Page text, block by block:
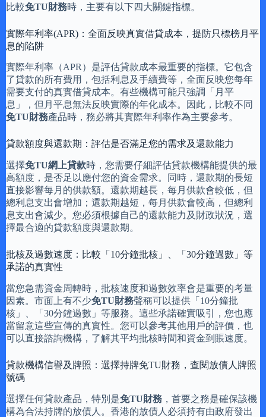
比較免TU財務時，主要有以下四大關鍵指標。
實際年利率(APR)：全面反映真實借貸成本，提防只標榜月平
息的陷阱
實際年利率（APR）是評估貸款成本最重要的指標。它包含
了貸款的所有費用，包括利息及手續費等，全面反映您每年
需要支付的真實借貸成本。有些機構可能只強調「月平
息」，但月平息無法反映實際的年化成本。因此，比較不同
免TU財務產品時，務必將其實際年利率作為主要參考。
貸款額度與還款期：評估是否滿足您的需求及還款能力
選擇免TU網上貸款時，您需要仔細評估貸款機構能提供的最
高額度，是否足以應付您的資金需求。同時，還款期的長短
直接影響每月的供款額。還款期越長，每月供款會較低，但
總利息支出會增加；還款期越短，每月供款會較高，但總利
息支出會減少。您必須根據自己的還款能力及財政狀況，選
擇最合適的貸款額度與還款期。
批核及過數速度：比較「10分鐘批核」、「30分鐘過數」等
承諾的真實性
當您急需資金周轉時，批核速度和過數效率會是重要的考量
因素。市面上有不少免TU財務聲稱可以提供「10分鐘批
核」、「30分鐘過數」等服務。這些承諾確實吸引，您也應
當留意這些宣傳的真實性。您可以參考其他用戶的評價，也
可以直接諮詢機構，了解其平均批核時間和資金到賬速度。
貸款機構信譽及牌照：選擇持牌免TU財務，查閱放債人牌照
號碼
選擇任何貸款產品，特別是免TU財務 ，首要之務是確保該機
構為合法持牌的放債人。香港的放債人必須持有由政府發出